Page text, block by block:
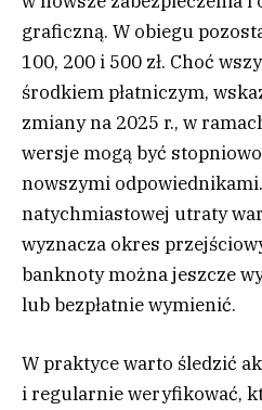
graficzną. W obiegu
100, 200 i 500 zł. Choć
środkiem płatniczym,
zmiany na 2025 r., w
wersje mogą być
nowszymi
natychmiastowej utraty
wyznacza okres
banknoty można jeszcze
lub bezpłatnie wymienić.
W praktyce warto śledzić
i regularnie weryfikować,